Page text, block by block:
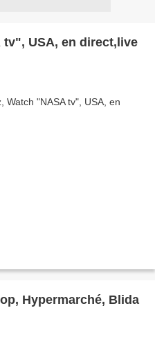
tv", USA, en direct,live
Hypermarché, Blida